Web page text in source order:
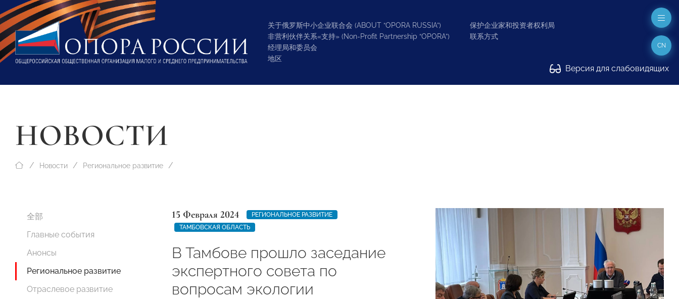
关于俄罗斯中小企业联合会 (ABOUT “OPORA RUSSIA”)
非营利伙伴关系«支持» (Non-Profit Partnership “OPORA”)
经理局和委员会
地区
保护企业家和投资者权利局
联系方式
Версия для слабовидящих
CN
НОВОСТИ
Новости Региональное развитие
全部
Главные события
Анонсы
Региональное развитие
Отраслевое развитие
15 Февраля 2024
РЕГИОНАЛЬНОЕ РАЗВИТИЕ
ТАМБОВСКАЯ ОБЛАСТЬ
В Тамбове прошло заседание
экспертного совета по
вопросам экологии